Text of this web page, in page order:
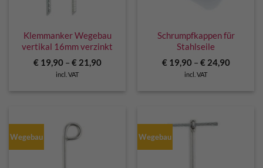
Klemmanker Wegebau
vertikal 16mm verzinkt
€19,90– €21,90
incl. VAT
Schrumpfkappen für
Stahlseile
€19,90– €24,90
incl. VAT
Wegebau Wegebau